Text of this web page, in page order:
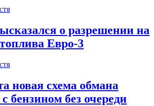
о разрешении на
Евро-3
новая схема обмана
бензином без очереди